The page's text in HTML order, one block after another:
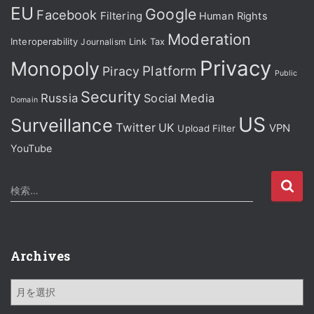
EU Facebook Filtering Google Human Rights
Interoperability Journalism Link Tax Moderation
Monopoly Piracy Platform Privacy Public
Domain Russia Security Social Media
Surveillance Twitter UK Upload Filter US VPN
YouTube
検
索
検索…
Archives